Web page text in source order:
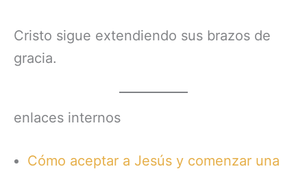
Cristo sigue extendiendo sus brazos de
gracia.
enlaces internos
Cómo aceptar a Jesús y comenzar una